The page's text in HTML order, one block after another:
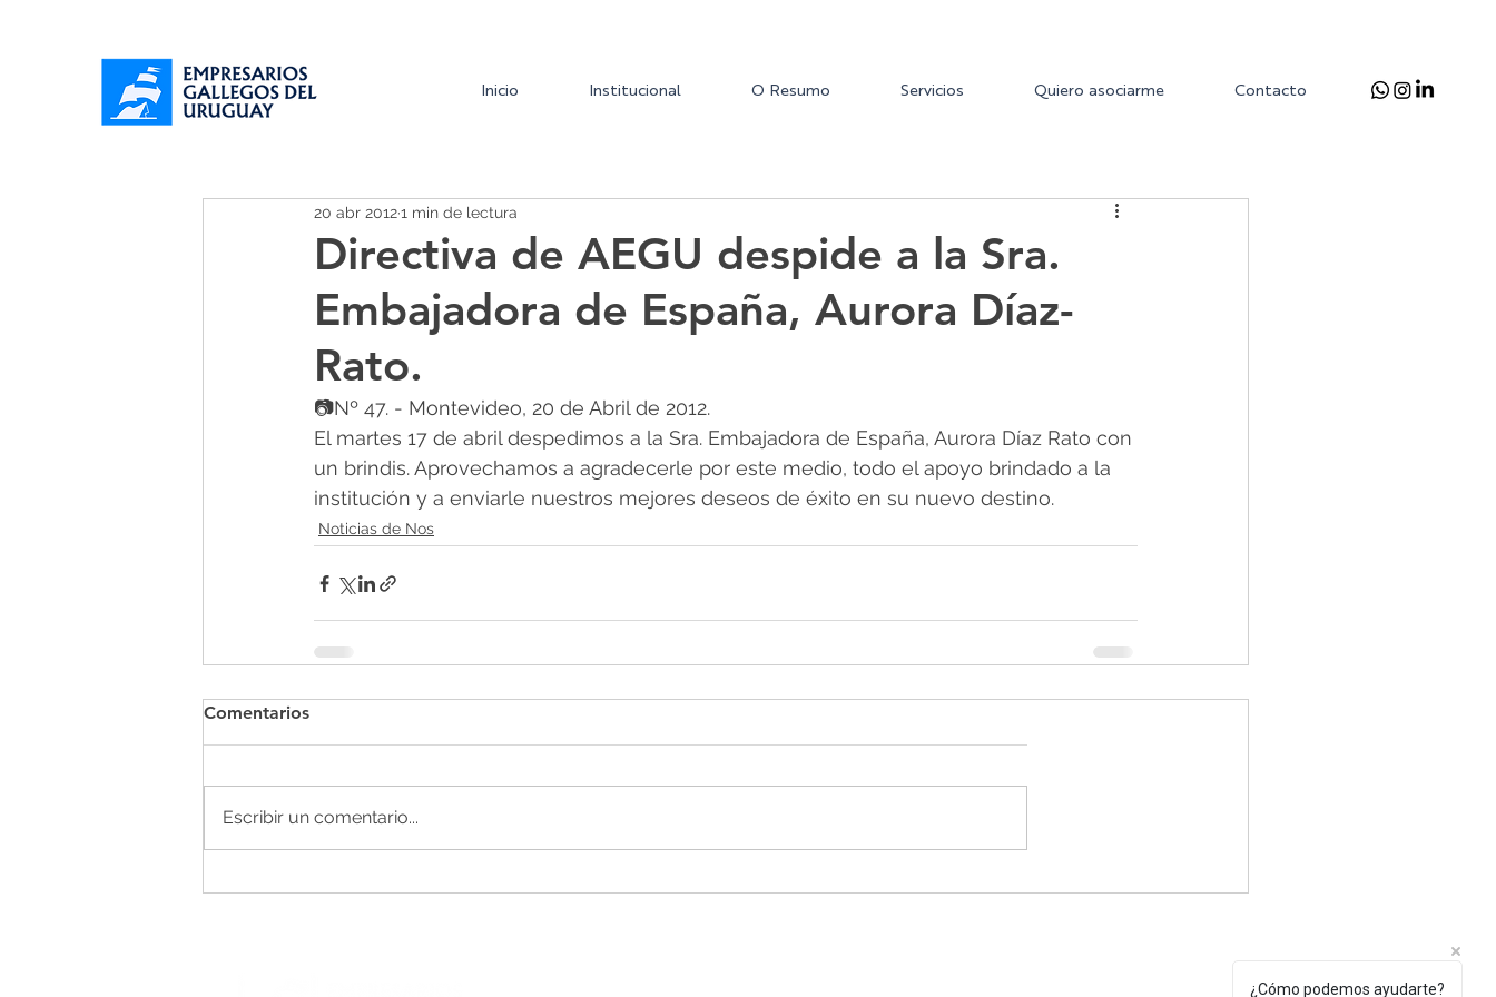
Inicio Institucional O Resumo Servicios Quiero asociarme Contacto
Directiva de AEGU despide a la Sra.
Embajadora de España, Aurora Díaz-
Rato.
20 abr 20121 min de lectura
📷Nº 47. - Montevideo, 20 de Abril de 2012.
El martes 17 de abril despedimos a la Sra. Embajadora de España, Aurora Díaz Rato con
un brindis. Aprovechamos a agradecerle por este medio, todo el apoyo brindado a la
institución y a enviarle nuestros mejores deseos de éxito en su nuevo destino.
Noticias de Nos
Comentarios
Escribir un comentario...
¿Cómo podemos ayudarte?